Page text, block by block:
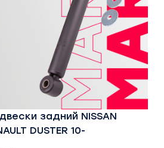
задний NISSAN
DUSTER 10-